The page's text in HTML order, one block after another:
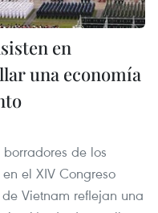
en
una economía
de los
el XIV Congreso
Vietnam reflejan una